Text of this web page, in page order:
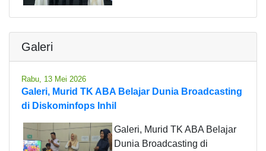
Galeri
Rabu, 13 Mei 2026
Galeri, Murid TK ABA Belajar Dunia Broadcasting
di Diskominfops Inhil
Galeri, Murid TK ABA Belajar
Dunia Broadcasting di